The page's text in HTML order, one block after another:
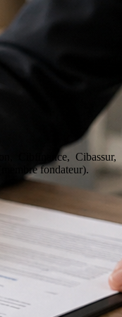
Cibfinance, Cibassur,
fondateur).